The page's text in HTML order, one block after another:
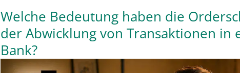
Welche Bedeutung haben die
der Abwicklung von Transaktionen in
Bank?